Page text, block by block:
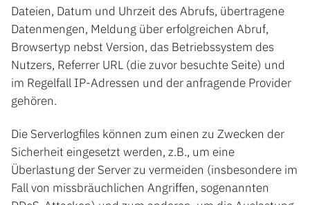
Dateien, Datum und Uhrzeit des Abrufs, übertragene
Datenmengen, Meldung über erfolgreichen Abruf,
Browsertyp nebst Version, das Betriebssystem des
Nutzers, Referrer URL (die zuvor besuchte Seite) und
im Regelfall IP-Adressen und der anfragende Provider
gehören.
Die Serverlogfiles können zum einen zu Zwecken der
Sicherheit eingesetzt werden, z.B., um eine
Überlastung der Server zu vermeiden (insbesondere im
Fall von missbräuchlichen Angriffen, sogenannten